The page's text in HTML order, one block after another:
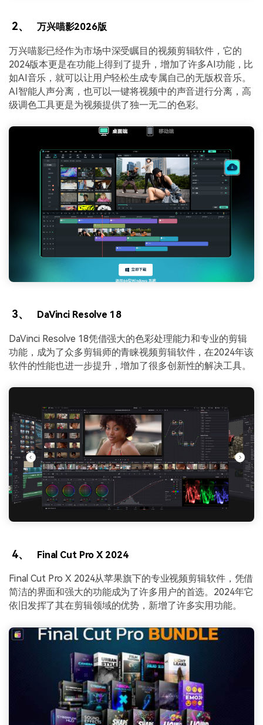
2、 万兴喵影2026版
万兴喵影已经作为市场中深受瞩目的视频剪辑软件，它的
2024版本更是在功能上得到了提升，增加了许多AI功能，比
如AI音乐，就可以让用户轻松生成专属自己的无版权音乐。
AI智能人声分离，也可以一键将视频中的声音进行分离，高
级调色工具更是为视频提供了独一无二的色彩。
3、 DaVinci Resolve 18
DaVinci Resolve 18凭借强大的色彩处理能力和专业的剪辑
功能，成为了众多剪辑师的青睐视频剪辑软件，在2024年该
软件的性能也进一步提升，增加了很多创新性的解决工具。
4、 Final Cut Pro X 2024
Final Cut Pro X 2024从苹果旗下的专业视频剪辑软件，凭借
简洁的界面和强大的功能成为了许多用户的首选。2024年它
依旧发挥了其在剪辑领域的优势，新增了许多实用功能。